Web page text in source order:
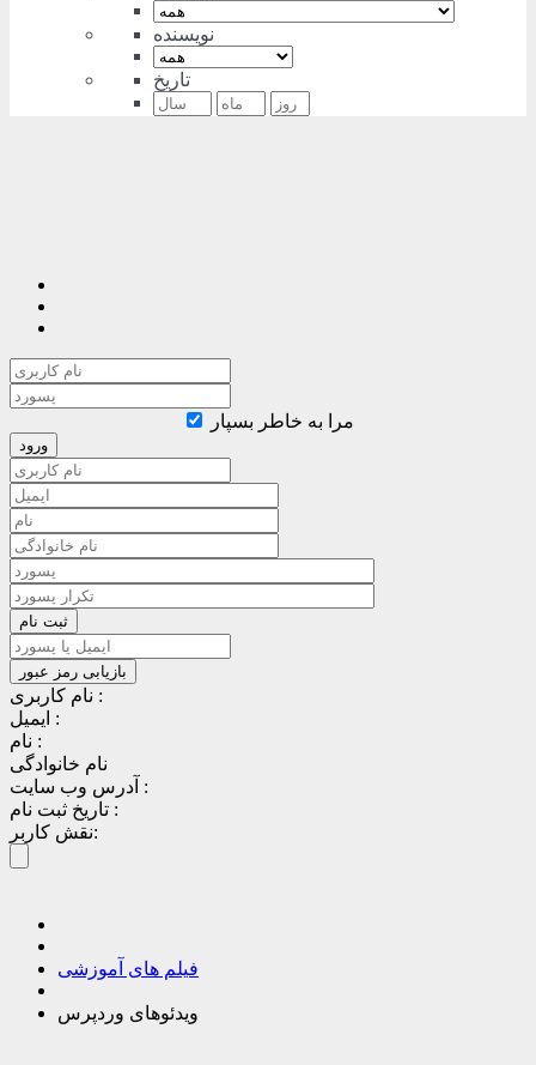
نویسنده
تاریخ
مرا به خاطر بسپار
نام کاربری :
ایمیل :
نام :
نام خانوادگی
آدرس وب سایت :
تاریخ ثبت نام :
نقش کاربر:
فیلم های آموزشی
ویدئوهای وردپرس